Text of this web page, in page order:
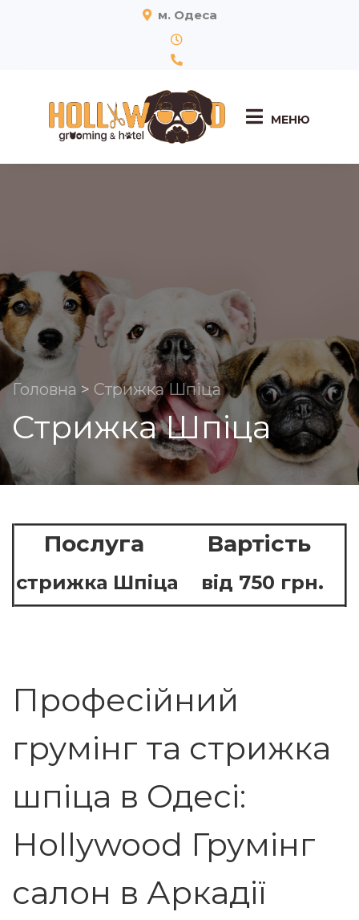
м. Одеса
МЕНЮ
Головна > Стрижка Шпіца
Стрижка Шпіца
Послуга Вартiсть
стрижка Шпiца вiд 750 грн.
Професійний
грумінг та стрижка
шпіца в Одесі:
Hollywood Грумінг
салон в Аркадії